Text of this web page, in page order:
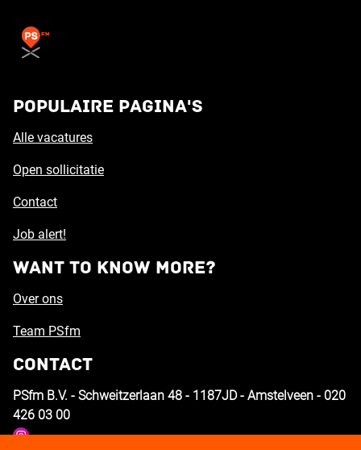
Populaire pagina's
Alle vacatures
Open sollicitatie
Contact
Job alert!
Want to know more?
Over ons
Team PSfm
Contact
PSfm B.V. - Schweitzerlaan 48 - 1187JD - Amstelveen - 020
426 03 00